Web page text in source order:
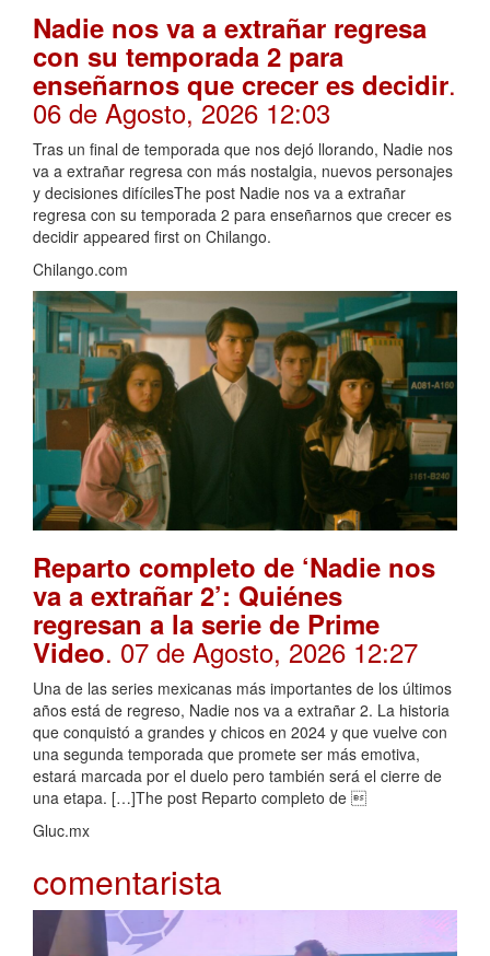
Nadie nos va a extrañar regresa
con su temporada 2 para
enseñarnos que crecer es decidir.
06 de Agosto, 2026 12:03
Tras un final de temporada que nos dejó llorando, Nadie nos
va a extrañar regresa con más nostalgia, nuevos personajes
y decisiones difícilesThe post Nadie nos va a extrañar
regresa con su temporada 2 para enseñarnos que crecer es
decidir appeared first on Chilango.
Chilango.com
Reparto completo de ‘Nadie nos
va a extrañar 2’: Quiénes
regresan a la serie de Prime
Video. 07 de Agosto, 2026 12:27
Una de las series mexicanas más importantes de los últimos
años está de regreso, Nadie nos va a extrañar 2. La historia
que conquistó a grandes y chicos en 2024 y que vuelve con
una segunda temporada que promete ser más emotiva,
estará marcada por el duelo pero también será el cierre de
una etapa. […]The post Reparto completo de 
Gluc.mx
comentarista